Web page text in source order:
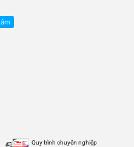
Quy trình chuyên nghiệp